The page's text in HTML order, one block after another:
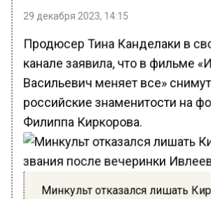
29 декабря 2023, 14:15
Продюсер Тина Канделаки в
канале заявила, что в фильме
Васильевич меняет все»
российские знаменитости на
Филиппа Киркорова.
Минкульт отказался лишать